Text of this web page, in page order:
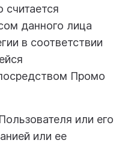
данного лица
в соответствии
Промо
или его
или ее